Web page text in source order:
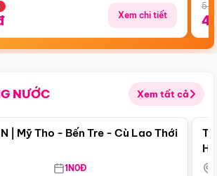
Xem chi tiết
NƯỚC Xem tất cả
Điểm nổi bật
| Mỹ Tho - Bến Tre - Cù Lao Thới
1N0Đ